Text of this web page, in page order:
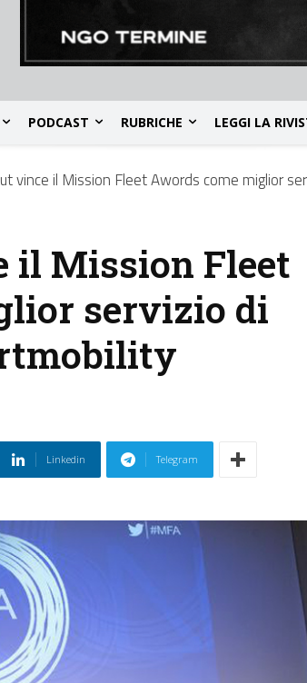
PODCAST RUBRICHE LEGGI LA
vince il Mission Fleet Awords come miglior
il Mission Fleet
servizio di
Linkedin Telegram